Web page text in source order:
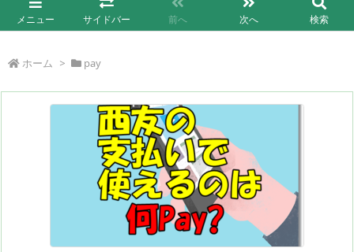
メニュー サイドバー 前へ 次へ 検索
ホーム > pay